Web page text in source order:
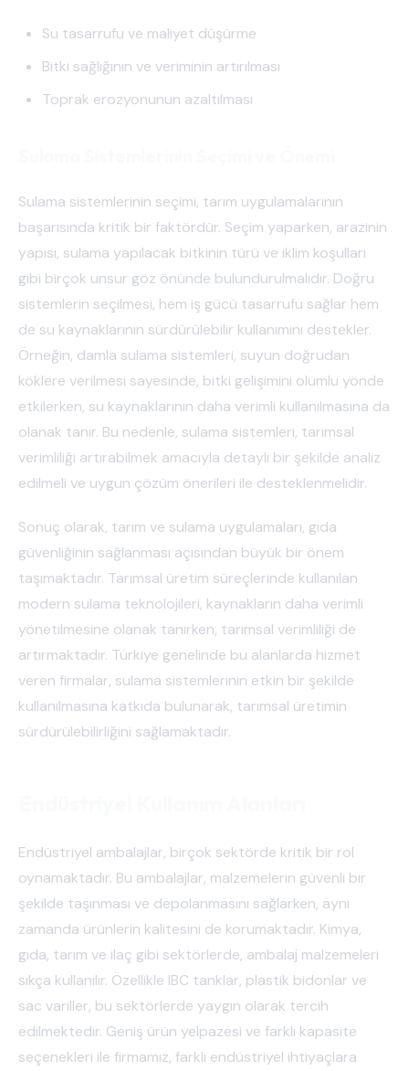
Su tasarrufu ve maliyet düşürme
Bitki sağlığının ve veriminin artırılması
Toprak erozyonunun azaltılması
Sulama sistemlerinin seçimi, tarım uygulamalarının
başarısında kritik bir faktördür. Seçim yaparken, arazinin
yapısı, sulama yapılacak bitkinin türü ve iklim koşulları
gibi birçok unsur göz önünde bulundurulmalıdır. Doğru
sistemlerin seçilmesi, hem iş gücü tasarrufu sağlar hem
de su kaynaklarının sürdürülebilir kullanımını destekler.
Örneğin, damla sulama sistemleri, suyun doğrudan
köklere verilmesi sayesinde, bitki gelişimini olumlu yönde
etkilerken, su kaynaklarının daha verimli kullanılmasına da
olanak tanır. Bu nedenle, sulama sistemleri, tarımsal
verimliliği artırabilmek amacıyla detaylı bir şekilde analiz
edilmeli ve uygun çözüm önerileri ile desteklenmelidir.
Sonuç olarak, tarım ve sulama uygulamaları, gıda
güvenliğinin sağlanması açısından büyük bir önem
taşımaktadır. Tarımsal üretim süreçlerinde kullanılan
modern sulama teknolojileri, kaynakların daha verimli
yönetilmesine olanak tanırken, tarımsal verimliliği de
artırmaktadır. Türkiye genelinde bu alanlarda hizmet
veren firmalar, sulama sistemlerinin etkin bir şekilde
kullanılmasına katkıda bulunarak, tarımsal üretimin
sürdürülebilirliğini sağlamaktadır.
Endüstriyel ambalajlar, birçok sektörde kritik bir rol
oynamaktadır. Bu ambalajlar, malzemelerin güvenli bir
şekilde taşınması ve depolanmasını sağlarken, aynı
zamanda ürünlerin kalitesini de korumaktadır. Kimya,
gıda, tarım ve ilaç gibi sektörlerde, ambalaj malzemeleri
sıkça kullanılır. Özellikle IBC tanklar, plastik bidonlar ve
sac variller, bu sektörlerde yaygın olarak tercih
edilmektedir. Geniş ürün yelpazesi ve farklı kapasite
seçenekleri ile firmamız, farklı endüstriyel ihtiyaçlara